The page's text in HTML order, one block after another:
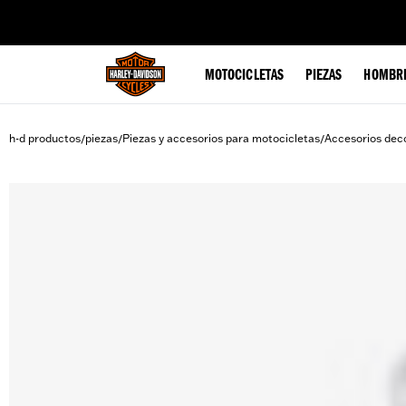
MOTOCICLETAS PIEZAS
h-d productos/piezas/Piezas y accesorios para motocicletas/Accesorios